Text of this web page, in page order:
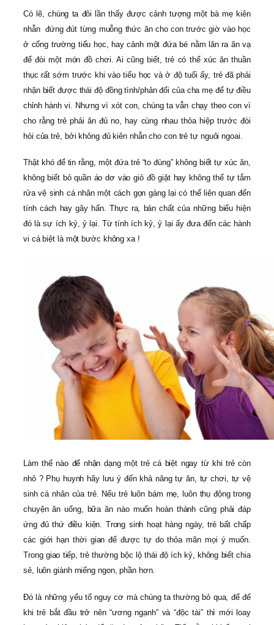
Có lẽ, chúng ta đôi lần thấy được cảnh tượng một bà mẹ kiên
nhẫn đứng đút từng muỗng thức ăn cho con trước giờ vào học
ở cổng trường tiểu học, hay cảnh một đứa bé nằm lăn ra ăn vạ
để đòi một món đồ chơi. Ai cũng biết, trẻ có thể xúc ăn thuần
thục rất sớm trước khi vào tiểu học và ở độ tuổi ấy, trẻ đã phải
nhận biết được thái độ đồng tình/phản đối của cha mẹ để tự điều
chỉnh hành vi. Nhưng vì xót con, chúng ta vẫn chạy theo con vì
cho rằng trẻ phải ăn đủ no, hay cùng nhau thỏa hiệp trước đòi
hỏi của trẻ, bởi không đủ kiên nhẫn cho con trẻ tự nguôi ngoai.
Thật khó để tin rằng, một đứa trẻ “to đùng” không biết tự xúc ăn,
không biết bỏ quần áo dơ vào giỏ đồ giặt hay không thể tự tắm
rửa vệ sinh cá nhân một cách gọn gàng lại có thể liên quan đến
tính cách hay gây hấn. Thực ra, bản chất của những biểu hiện
đó là sự ích kỷ, ỷ lại. Từ tính ích kỷ, ỷ lại ấy đưa đến các hành
vi cá biệt là một bước không xa !
Làm thế nào để nhận dạng một trẻ cá biệt ngay từ khi trẻ còn
nhỏ ? Phụ huynh hãy lưu ý đến khả năng tự ăn, tự chơi, tự vệ
sinh cá nhân của trẻ. Nếu trẻ luôn bám mẹ, luôn thụ động trong
chuyện ăn uống, bữa ăn nào muốn hoàn thành cũng phải đáp
ứng đủ thứ điều kiện. Trong sinh hoạt hàng ngày, trẻ bất chấp
các giới hạn thời gian để được tự do thỏa mãn mọi ý muốn.
Trong giao tiếp, trẻ thường bộc lộ thái độ ích kỷ, không biết chia
sẻ, luôn giành miếng ngon, phần hơn.
Đó là những yếu tố nguy cơ mà chúng ta thường bỏ qua, để đế
khi trẻ bắt đầu trở nên “ương ngạnh” và “độc tài” thì mới loay